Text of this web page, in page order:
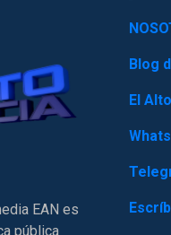
EAN es
pública
Blog
El Alto